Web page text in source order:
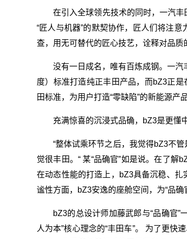
在引入全球领先技术的同时，一汽
“匠人与机器”的默契协作，匠人们将注
查，用无可替代的匠心技艺，诠释对品质
没有一日成名，唯有百炼成钢。一
度）标准打造纯正丰田产品，而bZ3正
田标准，为用户打造“零缺陷”的新能源产
充满惊喜的沉浸式品确，bZ3是更懂
“整体试乘环节之后，我觉得bZ3不
觉很丰田。“ 某“品确官”如是说。在了解
在动态性能的打造上，bZ3具备沉稳、
谧性方面，bZ3安逸的座舱空间，为“品确
bZ3的总设计师加藤武郎与“品确官
人为本”核心理念的“丰田车”。 为了更快